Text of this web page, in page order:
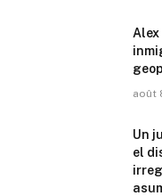
août
Un
el